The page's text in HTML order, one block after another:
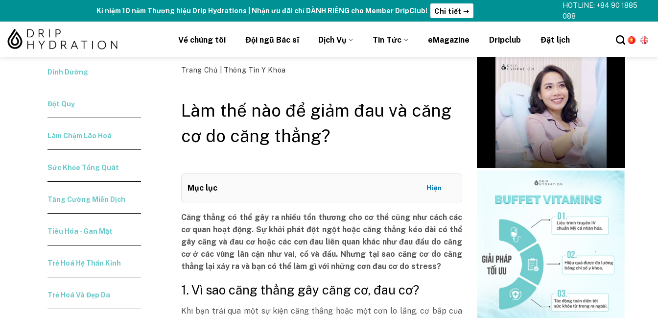
content
Kỉ niệm 10 năm Thương hiệu Drip Hydrations | Nhận ưu đãi chỉ DÀNH RIÊNG cho Member DripClub! Chi tiết ➝
HOTLINE: +84 90 1885
088
Về chúng tôi Đội ngũ Bác sĩ Dịch Vụ Tin Tức eMagazine Dripclub Đặt lịch
Dinh Dưỡng
Đột Quỵ
Làm Chậm Lão Hoá
Sức Khỏe Tổng Quát
Tăng Cường Miễn Dịch
Tiêu Hóa - Gan Mật
Trẻ Hoá Hệ Thần Kinh
Trẻ Hoá Và Đẹp Da
Trang Chủ Thông Tin Y Khoa
Làm thế nào để giảm đau và căng
cơ do căng thẳng?
Mục lục Hiện
Căng thẳng có thể gây ra nhiều tổn thương cho cơ thể cũng như cách các
cơ quan hoạt động. Sự khởi phát đột ngột hoặc căng thẳng kéo dài có thể
gây căng và đau cơ hoặc các cơn đau liên quan khác như đau đầu do căng
cơ ở các vùng lân cận như vai, cổ và đầu. Nhưng tại sao căng cơ do căng
thẳng lại xảy ra và bạn có thể làm gì với những cơn đau cơ do stress?
1. Vì sao căng thẳng gây căng cơ, đau cơ?
Khi bạn trải qua một sự kiện căng thẳng hoặc một cơn lo lắng, cơ bắp của